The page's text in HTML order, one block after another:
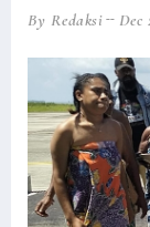
By Redaksi Dec